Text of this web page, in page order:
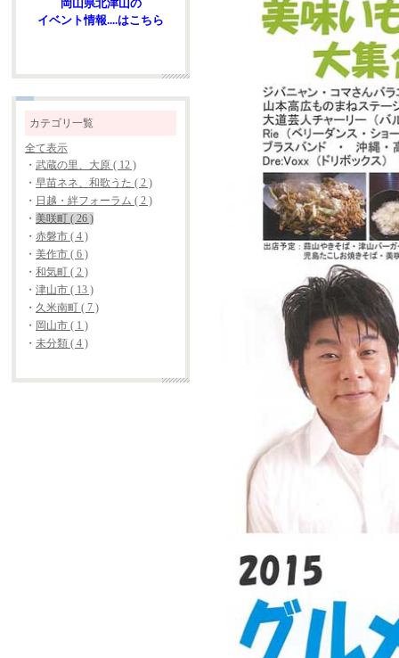
岡山県北津山の
イベント情報....はこちら
カテゴリ一覧
全て表示
・ 武蔵の里、大原 ( 12 )
・ 早苗ネネ、和歌うた ( 2 )
・ 日越・絆フォーラム ( 2 )
・ 美咲町 ( 26 )
・ 赤磐市 ( 4 )
・ 美作市 ( 6 )
・ 和気町 ( 2 )
・ 津山市 ( 13 )
・ 久米南町 ( 7 )
・ 岡山市 ( 1 )
・ 未分類 ( 4 )